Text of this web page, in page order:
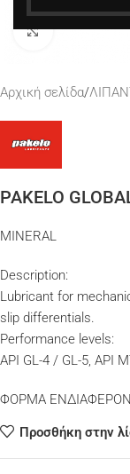
Κάντε κλικ
Αρχική σελίδα
PAKELO
MINERAL
Description:
Lubricant for
slip differentials.
Performance levels:
API GL-4 / GL-5, API
ΦΟΡΜΑ
Προσθήκη στην